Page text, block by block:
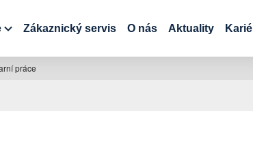
Zákaznický servis O nás Aktuality
práce